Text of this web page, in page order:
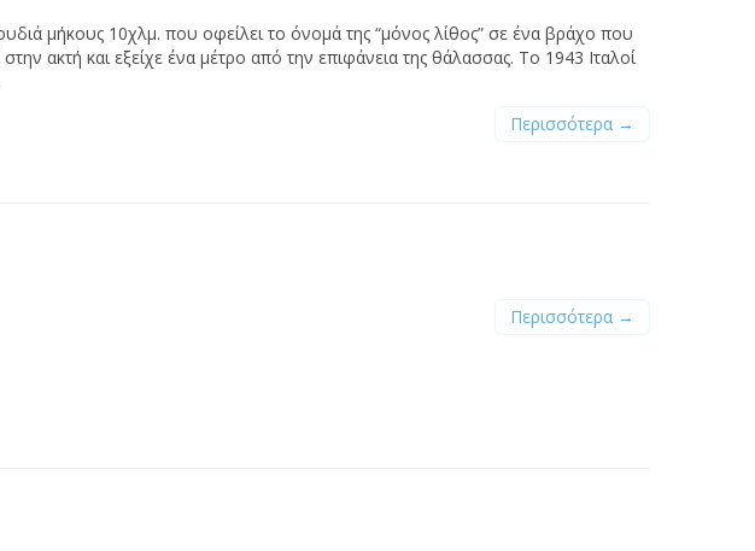
μήκους 10χλμ. που οφείλει το όνομά της “μόνος λίθος” σε ένα βράχο που
ακτή και εξείχε ένα μέτρο από την επιφάνεια της θάλασσας. Το 1943 Ιταλοί
Περισσότερα →
Περισσότερα →